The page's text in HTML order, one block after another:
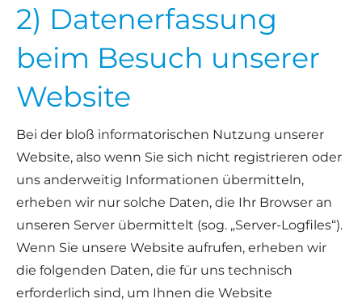
2) Datenerfassung
beim Besuch unserer
Website
Bei der bloß informatorischen Nutzung unserer
Website, also wenn Sie sich nicht registrieren oder
uns anderweitig Informationen übermitteln,
erheben wir nur solche Daten, die Ihr Browser an
unseren Server übermittelt (sog. „Server-Logfiles“).
Wenn Sie unsere Website aufrufen, erheben wir
die folgenden Daten, die für uns technisch
erforderlich sind, um Ihnen die Website